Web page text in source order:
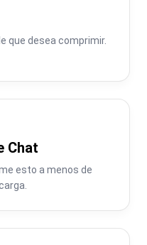
que desea comprimir.
Chat
esto a menos de